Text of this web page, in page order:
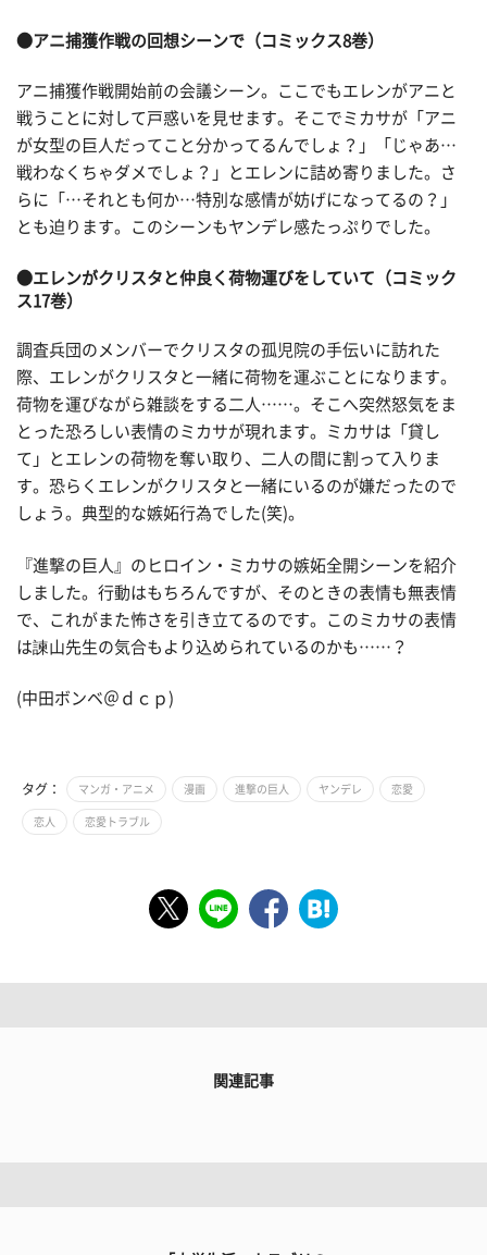
●アニ捕獲作戦の回想シーンで（コミックス8巻）
アニ捕獲作戦開始前の会議シーン。ここでもエレンがアニと
戦うことに対して戸惑いを見せます。そこでミカサが「アニ
が女型の巨人だってこと分かってるんでしょ？」「じゃあ…
戦わなくちゃダメでしょ？」とエレンに詰め寄りました。さ
らに「…それとも何か…特別な感情が妨げになってるの？」
とも迫ります。このシーンもヤンデレ感たっぷりでした。
●エレンがクリスタと仲良く荷物運びをしていて（コミック
ス17巻）
調査兵団のメンバーでクリスタの孤児院の手伝いに訪れた
際、エレンがクリスタと一緒に荷物を運ぶことになります。
荷物を運びながら雑談をする二人……。そこへ突然怒気をま
とった恐ろしい表情のミカサが現れます。ミカサは「貸し
て」とエレンの荷物を奪い取り、二人の間に割って入りま
す。恐らくエレンがクリスタと一緒にいるのが嫌だったので
しょう。典型的な嫉妬行為でした(笑)。
『進撃の巨人』のヒロイン・ミカサの嫉妬全開シーンを紹介
しました。行動はもちろんですが、そのときの表情も無表情
で、これがまた怖さを引き立てるのです。このミカサの表情
は諫山先生の気合もより込められているのかも……？
(中田ボンベ＠ｄｃｐ)
タグ： マンガ・アニメ 漫画 進撃の巨人 ヤンデレ 恋愛
恋人 恋愛トラブル
関連記事